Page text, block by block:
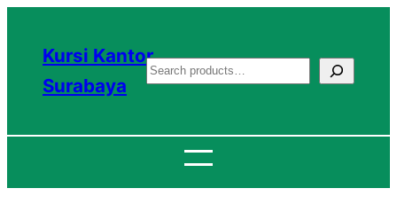
konten
Kursi Kantor
Surabaya
S
a
c